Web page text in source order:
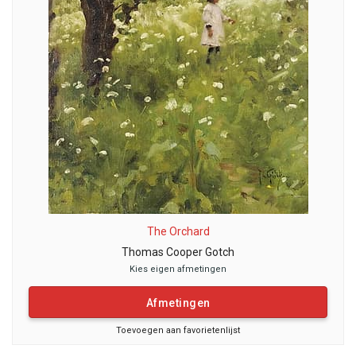
The Orchard
Thomas Cooper Gotch
Kies eigen afmetingen
Afmetingen
Toevoegen aan favorietenlijst